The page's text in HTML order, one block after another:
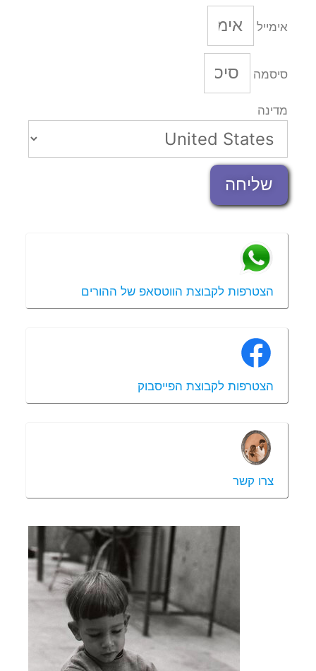
אימייל
סיסמה
מדינה
שליחה
הצטרפות לקבוצת הווטסאפ של ההורים
הצטרפות לקבוצת הפייסבוק
צרו קשר